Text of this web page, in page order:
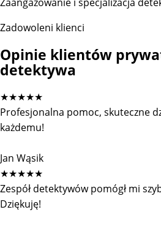
Zadowoleni klienci
Opinie klientów
detektywa
★★★★★
Profesjonalna pomoc, skuteczne
każdemu!
Jan Wąsik
★★★★★
Zespół detektywów pomógł mi
Dziękuję!